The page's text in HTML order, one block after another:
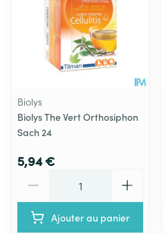
Biolys
Biolys The Vert Orthosiphon
Sach 24
5,94 €
Ajouter au panier